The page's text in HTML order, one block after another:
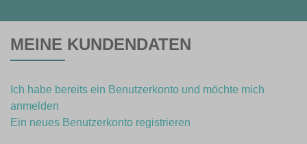
MEINE KUNDENDATEN
Ich habe bereits ein Benutzerkonto und möchte mich
anmelden
Ein neues Benutzerkonto registrieren